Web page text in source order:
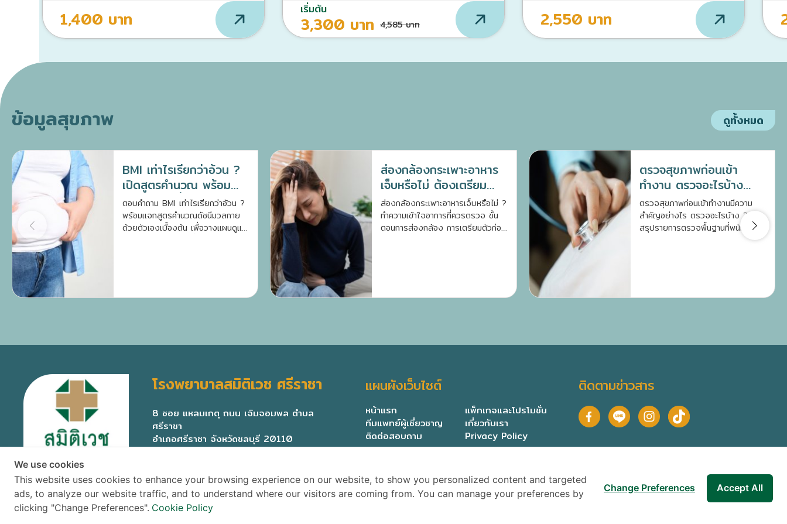
1,400 บาท เริ่มต้น
3,300 บาท 4,585 บาท 2,550 บาท
ข้อมูลสุขภาพ ดูทั้งหมด
BMI เท่าไรเรียกว่าอ้วน ?
เปิดสูตรคำนวณ พร้อม
แนวทางลดน้ำหนัก
ตอบคำถาม BMI เท่าไรเรียกว่าอ้วน ?
พร้อมแจกสูตรคำนวณดัชนีมวลกาย
ด้วยตัวเองเบื้องต้น เพื่อวางแผนดูแล
ส่องกล้องกระเพาะอาหาร
เจ็บหรือไม่ ต้องเตรียม
ตัวอย่างไร ?
ส่องกล้องกระเพาะอาหารเจ็บหรือไม่ ?
ทำความเข้าใจอาการที่ควรตรวจ ขั้น
ตอนการส่องกล้อง การเตรียมตัวก่อน
ตรวจสุขภาพก่อนเข้า
ทำงาน ตรวจอะไรบ้าง
เตรียมตัวอย่างไรดี ?
ตรวจสุขภาพก่อนเข้าทำงานมีความ
สำคัญอย่างไร ตรวจอะไรบ้าง ?
สรุปรายการตรวจพื้นฐานที่พนักงาน
ใหม่ควรรู้ พร้อมวิธีเตรียมตัวก่อนเข้า
โรงพยาบาลสมิติเวช ศรีราชา
8 ซอย แหลมเกตุ ถนน เจิมจอมพล ตำบล
ศรีราชา
อำเภอศรีราชา จังหวัดชลบุรี 20110
แผนผังเว็บไซต์
หน้าแรก
แพ็กเกจและโปรโมชั่น
ทีมแพทย์ผู้เชี่ยวชาญ
เกี่ยวกับเรา
ติดต่อสอบถาม
Privacy Policy
ติดตามข่าวสาร
We use cookies
This website uses cookies to enhance your browsing experience on our website, to show you personalized content and targeted
ads, to analyze our website traffic, and to understand where our visitors are coming from. You can manage your preferences by
clicking "Change Preferences". Cookie Policy
Accept All
Change Preferences